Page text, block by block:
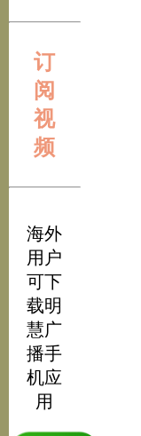
订
阅
视
频
海外
用户
可下
载明
慧广
播手
机应
用